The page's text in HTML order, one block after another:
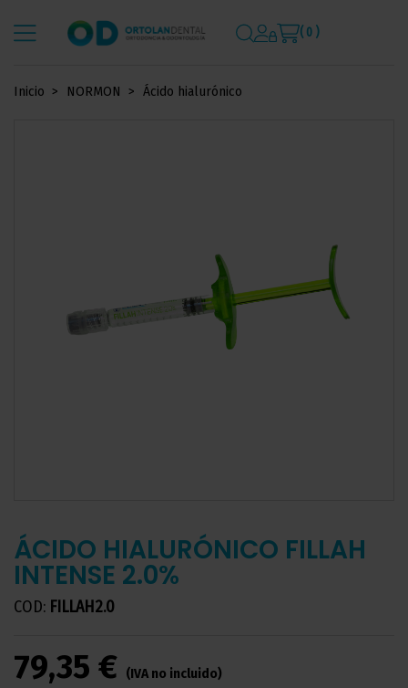
( 0 )
Inicio NORMON Ácido hialurónico
ÁCIDO HIALURÓNICO FILLAH
INTENSE 2.0%
COD: FILLAH2.0
79,35 € (IVA no incluido)